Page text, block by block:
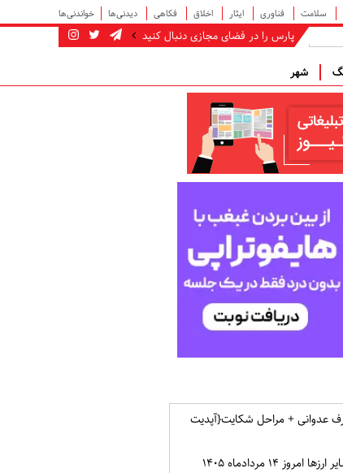
سلامت فناوری ایثار اخلاق فکاهی دیدنی‌ها خواندنی‌ها
پارس را در فضای مجازی دنبال کنید
شهر
عدوانی + مراحل شکایت{آپدیت
۱۴ مردادماه ۱۴۰۵